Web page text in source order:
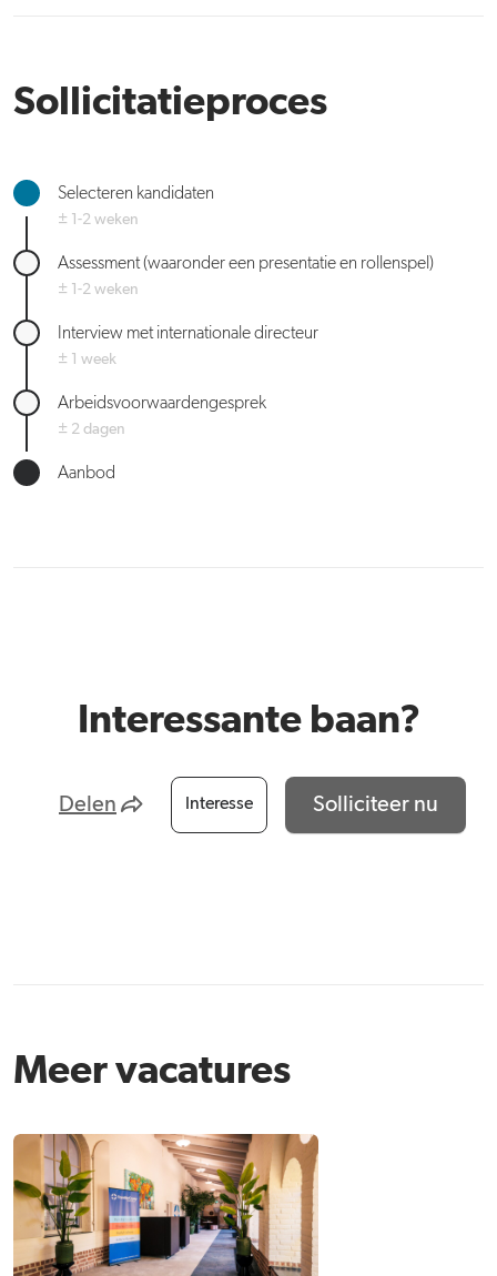
Sollicitatieproces
Selecteren kandidaten
± 1-2 weken
Assessment (waaronder een presentatie en rollenspel)
± 1-2 weken
Interview met internationale directeur
± 1 week
Arbeidsvoorwaardengesprek
± 2 dagen
Aanbod
Interessante baan?
Delen Interesse Solliciteer nu
Meer vacatures